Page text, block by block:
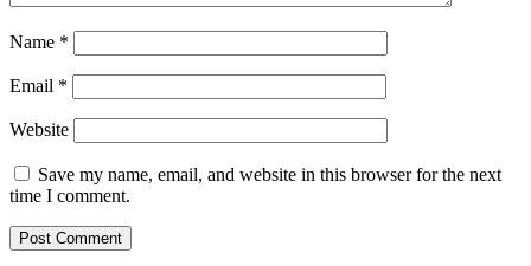
Name *
Email *
Website
Save my name, email, and website in this browser for the next
time I comment.